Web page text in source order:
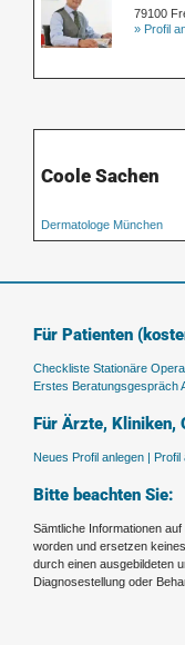
79100
» Profil
Coole Sachen
Dermatologe München
Für Patienten
Checkliste Stationäre
Erstes Beratungsgespräch
Für Ärzte, Kliniken,
Neues Profil anlegen | Profil
Bitte beachten Sie:
Sämtliche Informationen
worden und ersetzen
durch einen ausgebildeten
Diagnosestellung oder